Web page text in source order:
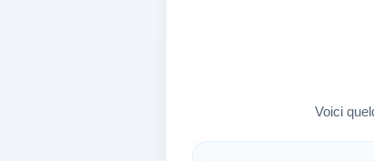
Voici